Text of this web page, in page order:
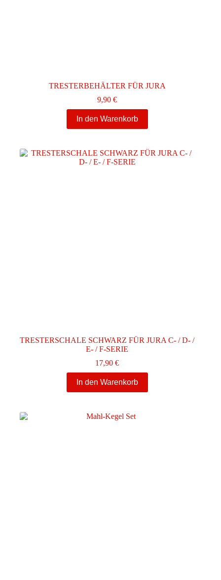
TRESTERBEHÄLTER FÜR JURA
9,90€
In den Warenkorb
TRESTERSCHALE SCHWARZ FÜR JURA C- / D- /
E- / F-SERIE
17,90€
In den Warenkorb